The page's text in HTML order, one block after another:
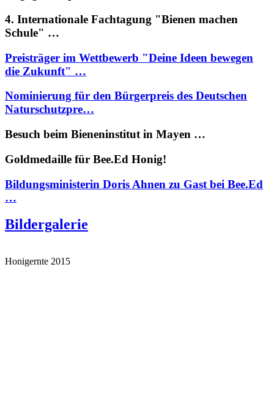
4. Internationale Fachtagung "Bienen machen
Schule" …
Preisträger im Wettbewerb "Deine Ideen bewegen
die Zukunft" …
Nominierung für den Bürgerpreis des Deutschen
Naturschutzpre…
Besuch beim Bieneninstitut in Mayen …
Goldmedaille für Bee.Ed Honig!
Bildungsministerin Doris Ahnen zu Gast bei Bee.Ed
…
Bildergalerie
Honigernte 2015